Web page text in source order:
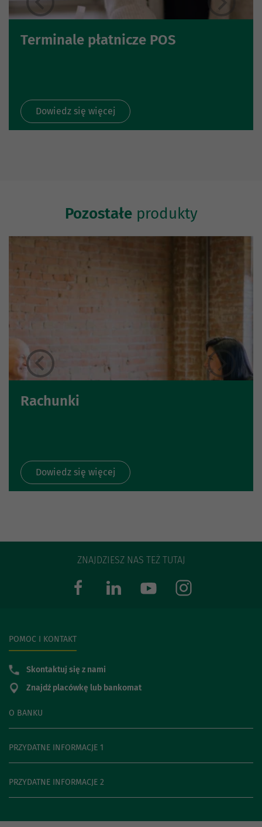
Terminale płatnicze POS
Dowiedz się więcej
Pozostałeprodukty
Rachunki
Dowiedz się więcej
ZNAJDZIESZ NAS TEŻ TUTAJ
O BANKU
PRZYDATNE INFORMACJE 1
PRZYDATNE INFORMACJE 2
POMOC I KONTAKT
Skontaktuj się z nami
Znajdź placówkę lub bankomat